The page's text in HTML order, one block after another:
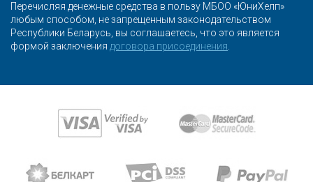
Перечисляя денежные средства в пользу МБОО «ЮниХелп»
любым способом, не запрещенным законодательством
Республики Беларусь, вы соглашаетесь, что это является
формой заключения договора присоединения.